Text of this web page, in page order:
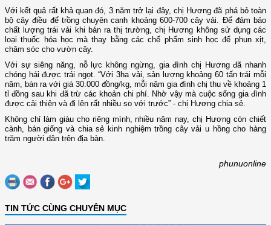
Với kết quả rất khả quan đó, 3 năm trở lại đây, chị Hương đã phá bỏ toàn
bộ cây điều để trồng chuyên canh khoảng 600-700 cây vải. Để đảm bảo
chất lượng trái vải khi bán ra thị trường, chị Hương không sử dụng các
loại thuốc hóa học mà thay bằng các chế phẩm sinh học để phun xịt,
chăm sóc cho vườn cây.
Với sự siêng năng, nỗ lực không ngừng, gia đình chị Hương đã nhanh
chóng hái được trái ngọt. “Với 3ha vải, sản lượng khoảng 60 tấn trái mỗi
năm, bán ra với giá 30.000 đồng/kg, mỗi năm gia đình chị thu về khoảng 1
tỉ đồng sau khi đã trừ các khoản chi phí. Nhờ vậy mà cuộc sống gia đình
được cải thiện và đi lên rất nhiều so với trước” - chị Hương chia sẻ.
Không chỉ làm giàu cho riêng mình, nhiều năm nay, chị Hương còn chiết
cành, bán giống và chia sẻ kinh nghiệm trồng cây vải u hồng cho hàng
trăm người dân trên địa bàn.
phunuonline
TIN TỨC CÙNG CHUYÊN MỤC